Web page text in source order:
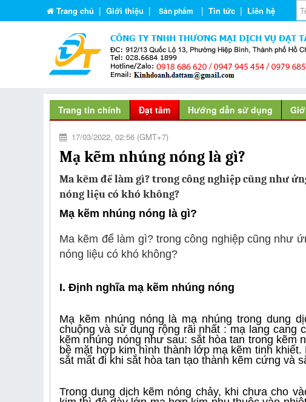
Trang chủ | Giới thiệu | Sản phẩm | Tin tức | Liên hệ
Trang tin chính Đạt tâm Hướng dẫn sử dụng
17/03/2022, 02:56 (GMT+7)
Mạ kẽm nhúng nóng là gì?
Ma kẽm để làm gì? trong công nghiệp cũng như
nóng liệu có khó không?
Mạ kẽm nhúng nóng là gì?
Ma kẽm để làm gì? trong công nghiệp cũng như
nóng liệu có khó không?
I. Định nghĩa mạ kẽm nhúng nóng
Mạ kẽm nhúng nóng là mạ nhúng trong dung
chuộng và sử dụng rộng rãi nhất : mạ lang cang
kẽm nhúng nóng như sau: sắt hòa tan trong kẽm
bề mặt hợp kim hình thành lớp mạ kẽm tinh
sắt mất đi khi sắt hòa tan tạo thành kẽm cứng và
Trong dung dịch kẽm nóng chảy, khi chưa cho